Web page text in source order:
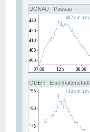
DONAU - Passau
ODER - Eisenhüttenstadt